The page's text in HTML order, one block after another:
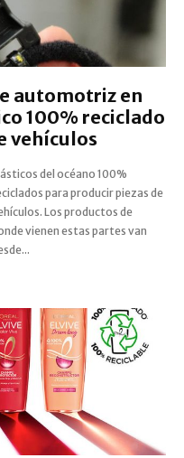
automotriz en
100% reciclado
vehículos